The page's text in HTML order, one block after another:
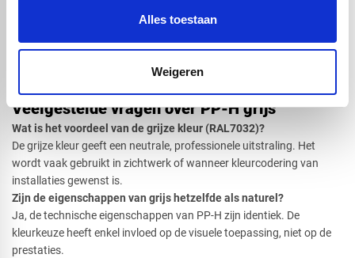
Alles toestaan
Weigeren
Wij denken mee vanaf de techniek tot de bewerking. PP-H grijs
bestellen? Vraag vandaag nog uw offerte aan!
Veelgestelde vragen over PP-H grijs
Wat is het voordeel van de grijze kleur (RAL7032)?
De grijze kleur geeft een neutrale, professionele uitstraling. Het
wordt vaak gebruikt in zichtwerk of wanneer kleurcodering van
installaties gewenst is.
Zijn de eigenschappen van grijs hetzelfde als naturel?
Ja, de technische eigenschappen van PP-H zijn identiek. De
kleurkeuze heeft enkel invloed op de visuele toepassing, niet op de
prestaties.